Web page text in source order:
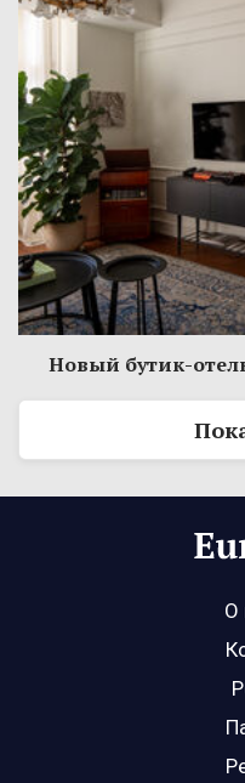
Новый бутик-
О